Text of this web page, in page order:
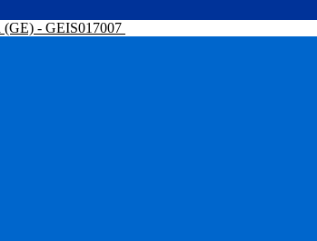
(GE) - GEIS017007